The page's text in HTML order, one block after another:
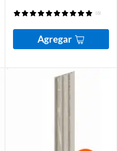
(6)
Agregar